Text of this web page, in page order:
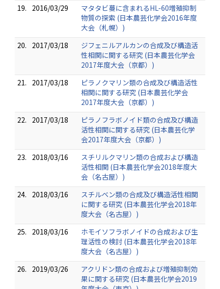
19.
2016/03/29
マタタビ蔓に含まれるHL-60増殖抑制
物質の探索 (日本農芸化学会2016年度
大会（札幌）)
20.
2017/03/18
ジフェニルアルカンの合成及び構造活
性相関に関する研究 (日本農芸化学会
2017年度大会（京都）)
21.
2017/03/18
ピラノクマリン類の合成及び構造活性
相関に関する研究 (日本農芸化学会
2017年度大会（京都）)
22.
2017/03/18
ピラノフラボノイド類の合成及び構造
活性相関に関する研究 (日本農芸化学
会2017年度大会（京都）)
23.
2018/03/16
スチリルクマリン類の合成および構造
活性相関 (日本農芸化学会2018年度大
会（名古屋）)
24.
2018/03/16
スチルベン類の合成及び構造活性相関
に関する研究 (日本農芸化学会2018年
度大会（名古屋）)
25.
2018/03/16
ホモイソフラボノイドの合成および生
理活性の検討 (日本農芸化学会2018年
度大会（名古屋）)
26.
2019/03/26
アクリドン類の合成および増殖抑制効
果に関する研究 (日本農芸化学会2019